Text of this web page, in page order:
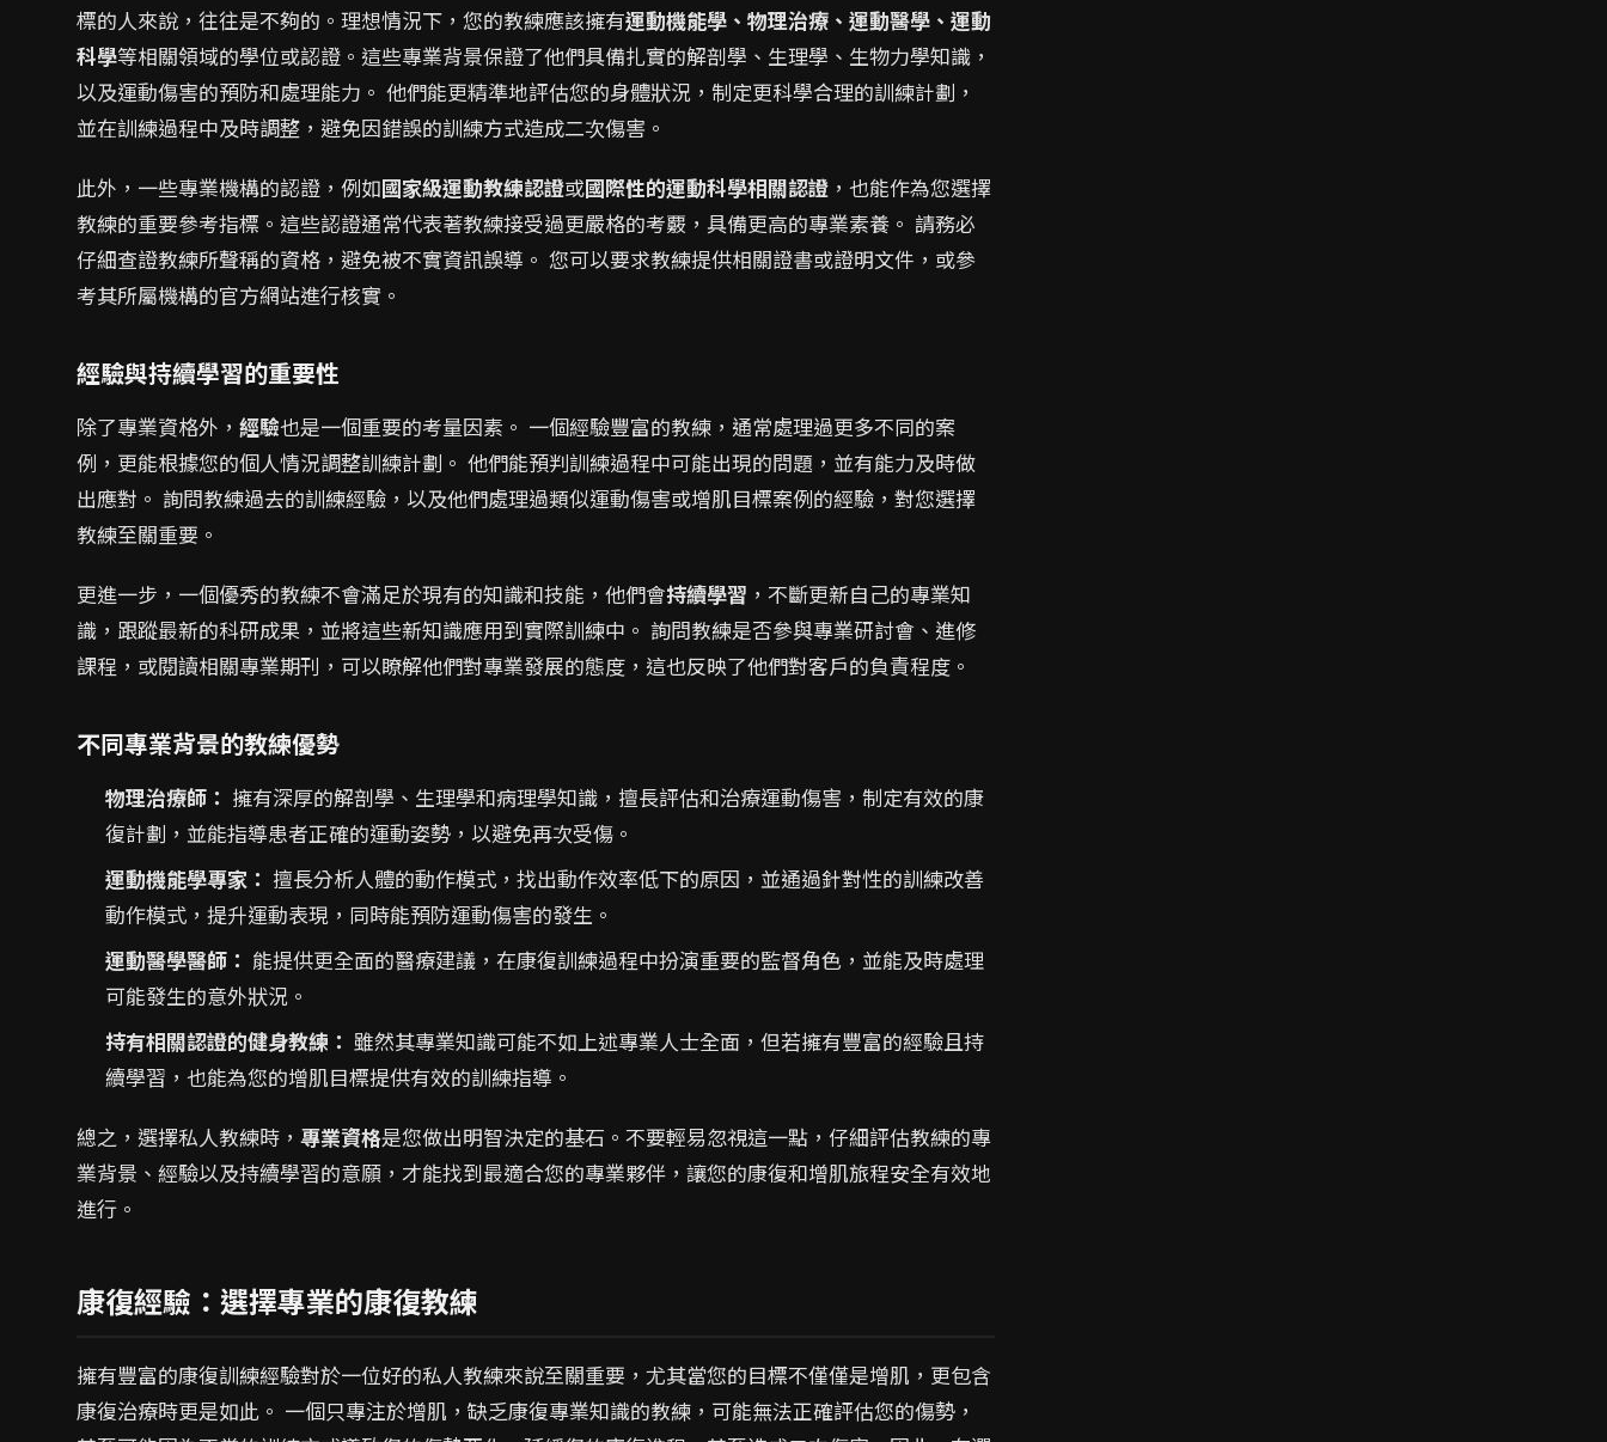
標的人來說，往往是不夠的。理想情況下，您的教練應該擁有運動機能學、物理治療、運動醫學、運動
科學等相關領域的學位或認證。這些專業背景保證了他們具備扎實的解剖學、生理學、生物力學知識，
以及運動傷害的預防和處理能力。 他們能更精準地評估您的身體狀況，制定更科學合理的訓練計劃，
並在訓練過程中及時調整，避免因錯誤的訓練方式造成二次傷害。
此外，一些專業機構的認證，例如國家級運動教練認證或國際性的運動科學相關認證 ，也能作為您選擇
教練的重要參考指標。這些認證通常代表著教練接受過更嚴格的考覈，具備更高的專業素養。 請務必
仔細查證教練所聲稱的資格，避免被不實資訊誤導。 您可以要求教練提供相關證書或證明文件，或參
考其所屬機構的官方網站進行核實。
經驗與持續學習的重要性
除了專業資格外， 經驗也是一個重要的考量因素。 一個經驗豐富的教練，通常處理過更多不同的案
例，更能根據您的個人情況調整訓練計劃。 他們能預判訓練過程中可能出現的問題，並有能力及時做
出應對。 詢問教練過去的訓練經驗，以及他們處理過類似運動傷害或增肌目標案例的經驗，對您選擇
教練至關重要。
更進一步，一個優秀的教練不會滿足於現有的知識和技能，他們會持續學習 ，不斷更新自己的專業知
識，跟蹤最新的科研成果，並將這些新知識應用到實際訓練中。 詢問教練是否參與專業研討會、進修
課程，或閱讀相關專業期刊，可以瞭解他們對專業發展的態度，這也反映了他們對客戶的負責程度。
不同專業背景的教練優勢
物理治療師： 擁有深厚的解剖學、生理學和病理學知識，擅長評估和治療運動傷害，制定有效的康
復計劃，並能指導患者正確的運動姿勢，以避免再次受傷。
運動機能學專家： 擅長分析人體的動作模式，找出動作效率低下的原因，並通過針對性的訓練改善
動作模式，提升運動表現，同時能預防運動傷害的發生。
運動醫學醫師： 能提供更全面的醫療建議，在康復訓練過程中扮演重要的監督角色，並能及時處理
可能發生的意外狀況。
持有相關認證的健身教練： 雖然其專業知識可能不如上述專業人士全面，但若擁有豐富的經驗且持
續學習，也能為您的增肌目標提供有效的訓練指導。
總之，選擇私人教練時， 專業資格是您做出明智決定的基石。不要輕易忽視這一點，仔細評估教練的專
業背景、經驗以及持續學習的意願，才能找到最適合您的專業夥伴，讓您的康復和增肌旅程安全有效地
進行。
康復經驗：選擇專業的康復教練
擁有豐富的康復訓練經驗對於一位好的私人教練來說至關重要，尤其當您的目標不僅僅是增肌，更包含
康復治療時更是如此。 一個只專注於增肌，缺乏康復專業知識的教練，可能無法正確評估您的傷勢，